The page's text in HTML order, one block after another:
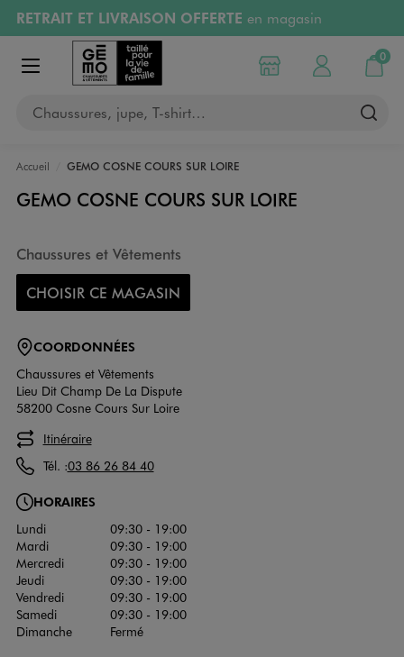
Aller au contenu principal
Aller à la navigation
RETRAIT ET LIVRAISON OFFERTE en magasin
Retours OFFERTSpendant 30 jours
PAYEZ EN 3x SANS FRAIS
RÉSERVATION GRATUITE
Afficher le menu
Chaussures, jupe, T-shirt…
Choisir mon magasin
Mon compte
0
Mon
Accueil GEMO COSNE COURS SUR LOIRE
GEMO COSNE COURS SUR LOIRE
Chaussures et Vêtements
CHOISIR CE MAGASIN
COORDONNÉES
Chaussures et Vêtements
Lieu Dit Champ De La Dispute
58200 Cosne Cours Sur Loire
Itinéraire
Tél. :03 86 26 84 40
HORAIRES
Lundi
09:30 - 19:00
Mardi
09:30 - 19:00
Mercredi
09:30 - 19:00
Jeudi
09:30 - 19:00
Vendredi
09:30 - 19:00
Samedi
09:30 - 19:00
Dimanche
Fermé